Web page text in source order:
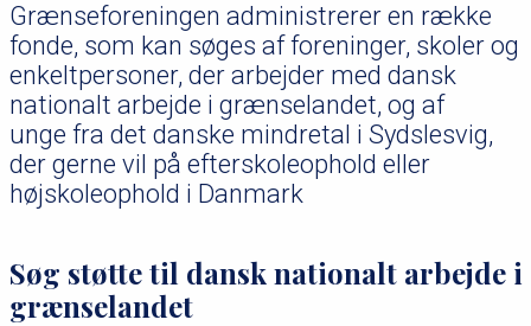
m
m
e
Grænseforeningen administrerer en række
fonde, som kan søges af foreninger, skoler og
enkeltpersoner, der arbejder med dansk
nationalt arbejde i grænselandet, og af
unge fra det danske mindretal i Sydslesvig,
der gerne vil på efterskoleophold eller
højskoleophold i Danmark
Søg støtte til dansk nationalt arbejde i
grænselandet